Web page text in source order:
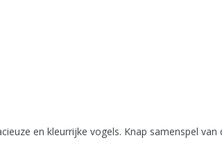
en kleurrijke vogels. Knap samenspel